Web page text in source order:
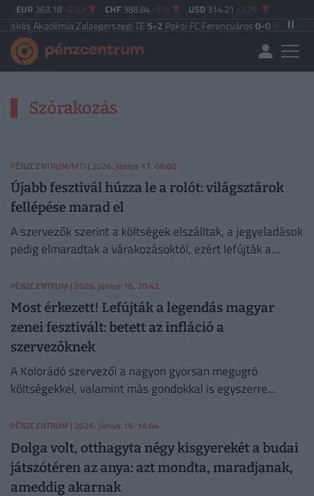
EUR 363.18 -2.23 CHF 388.84 -1.5 USD 314.21 -2.76
Akadémia|Zalaegerszegi TE5-2 Paksi FC| Ferencváros0-0Vasas FC
Szórakozás
PÉNZCENTRUM/MTI | 2026. június 17. 08:00
Újabb fesztivál húzza le a rolót: világsztárok
fellépése marad el
A szervezők szerint a költségek elszálltak, a jegyeladások
pedig elmaradtak a várakozásoktól, ezért lefújták a
PÉNZCENTRUM | 2026. június 16. 20:42
Most érkezett! Lefújták a legendás magyar
zenei fesztivált: betett az infláció a
szervezőknek
A Kolorádó szervezői a nagyon gyorsan megugró
költségekkel, valamint más gondokkal is egyszerre
PÉNZCENTRUM | 2026. június 16. 14:04
Dolga volt, otthagyta négy kisgyerekét a budai
játszótéren az anya: azt mondta, maradjanak,
ameddig akarnak